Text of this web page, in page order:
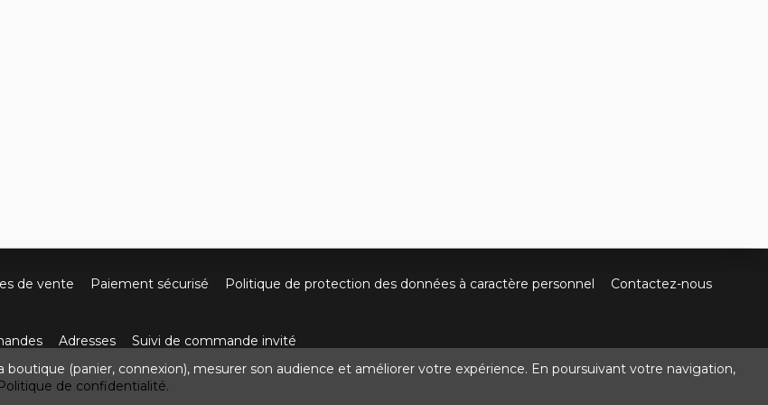
de vente Paiement sécurisé Politique de protection des données à caractère personnel
Contactez-nous
Adresses Suivi de commande invité
48800 Pied-de-Borne
(panier, connexion), mesurer son audience et améliorer votre expérience. En poursuivant votre navigation,
de confidentialité.